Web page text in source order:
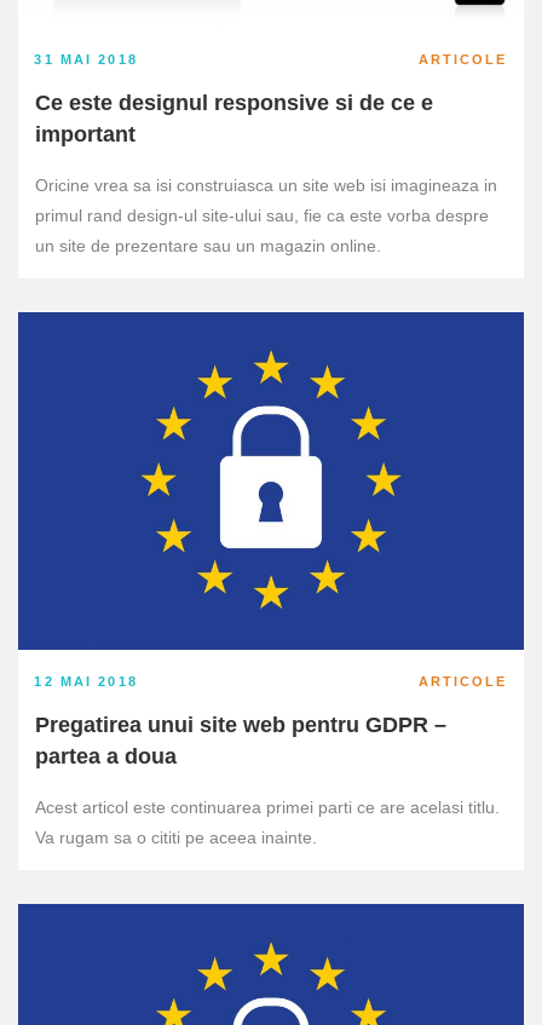
31 MAI 2018 ARTICOLE
Ce este designul responsive si de ce e
important
Oricine vrea sa isi construiasca un site web isi imagineaza in
primul rand design-ul site-ului sau, fie ca este vorba despre
un site de prezentare sau un magazin online.
12 MAI 2018 ARTICOLE
Pregatirea unui site web pentru GDPR –
partea a doua
Acest articol este continuarea primei parti ce are acelasi titlu.
Va rugam sa o cititi pe aceea inainte.